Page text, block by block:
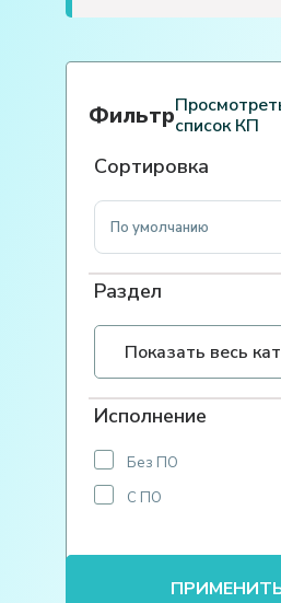
Фильтрсписок КП
Сортировка
Сортировка товаров
Раздел
Исполнение
Без ПО
С ПО